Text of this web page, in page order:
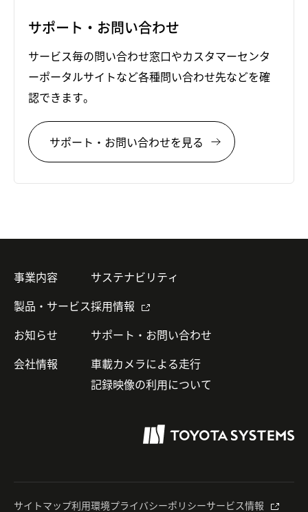
サポート・お問い合わせ
サービス毎の問い合わせ窓口やカスタマーセンタ
ーポータルサイトなど各種問い合わせ先などを確
認できます。
サポート・お問い合わせを見る
事業内容
製品・サービス
お知らせ
会社情報
サステナビリティ
採用情報
サポート・お問い合わせ
車載カメラによる走行
記録映像の利用について
サイトマップ利用環境プライバシーポリシーサービス情報